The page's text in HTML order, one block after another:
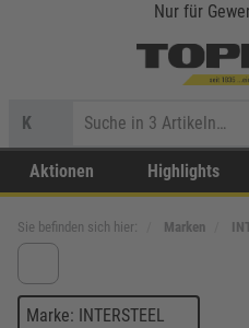
Nur für
K
Aktionen Highlights
Sie befinden sich hier: Marken
Marke: INTERSTEEL